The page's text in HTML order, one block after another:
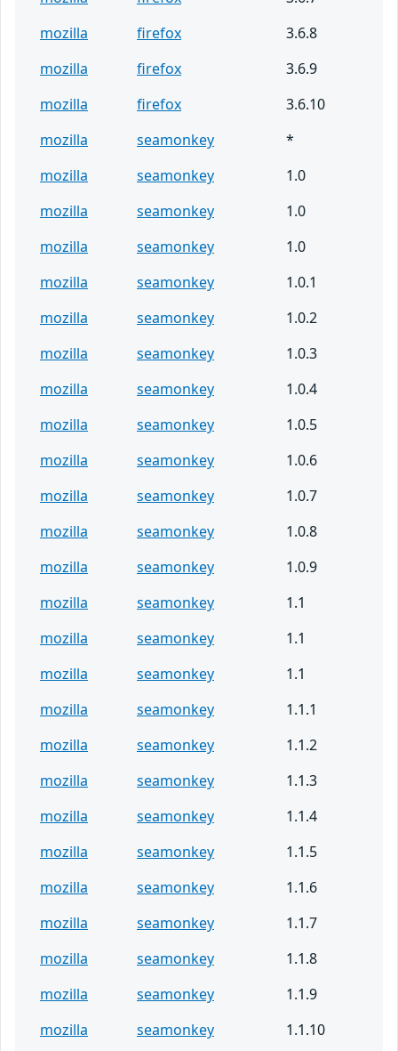
mozilla
firefox
3.6.8
mozilla
firefox
3.6.9
mozilla
firefox
3.6.10
mozilla
seamonkey
*
mozilla
seamonkey
1.0
mozilla
seamonkey
1.0
mozilla
seamonkey
1.0
mozilla
seamonkey
1.0.1
mozilla
seamonkey
1.0.2
mozilla
seamonkey
1.0.3
mozilla
seamonkey
1.0.4
mozilla
seamonkey
1.0.5
mozilla
seamonkey
1.0.6
mozilla
seamonkey
1.0.7
mozilla
seamonkey
1.0.8
mozilla
seamonkey
1.0.9
mozilla
seamonkey
1.1
mozilla
seamonkey
1.1
mozilla
seamonkey
1.1
mozilla
seamonkey
1.1.1
mozilla
seamonkey
1.1.2
mozilla
seamonkey
1.1.3
mozilla
seamonkey
1.1.4
mozilla
seamonkey
1.1.5
mozilla
seamonkey
1.1.6
mozilla
seamonkey
1.1.7
mozilla
seamonkey
1.1.8
mozilla
seamonkey
1.1.9
mozilla
seamonkey
1.1.10